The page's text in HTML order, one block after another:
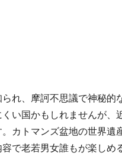
れ、摩訶不思議で神秘的
い国かもしれませんが、
カトマンズ盆地の世界
で老若男女誰もが楽し